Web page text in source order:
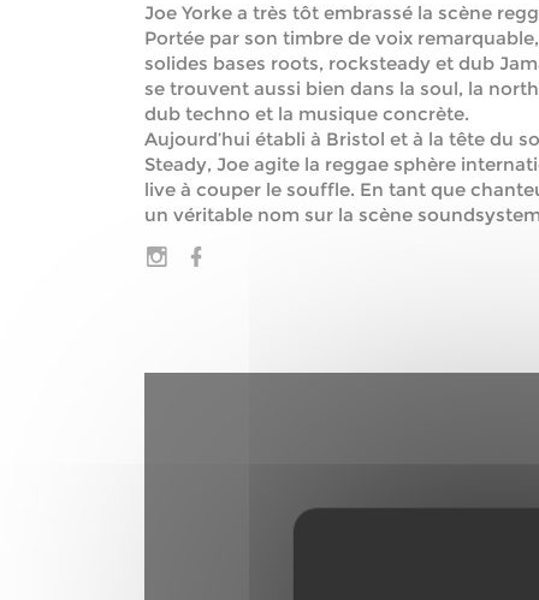
Joe Yorke a très tôt embrassé la scène
Portée par son timbre de voix
solides bases roots, rocksteady et dub
se trouvent aussi bien dans la soul, la
dub techno et la musique concrète.
Aujourd’hui établi à Bristol et à la tête du
Steady, Joe agite la reggae sphère
live à couper le souffle. En tant que
un véritable nom sur la scène